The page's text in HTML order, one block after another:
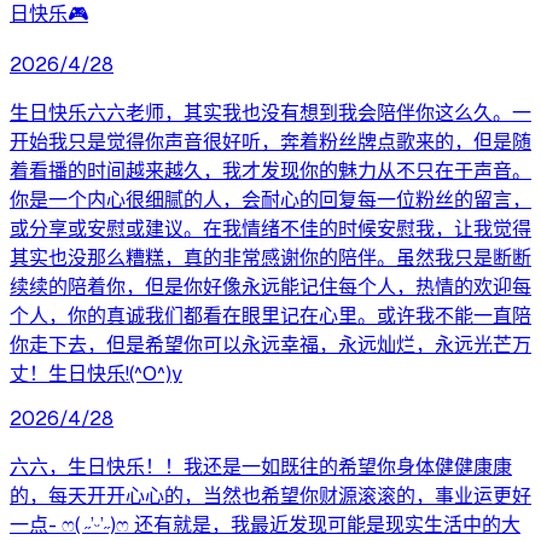
日快乐🎮
2026/4/28
生日快乐六六老师，其实我也没有想到我会陪伴你这么久。一
开始我只是觉得你声音很好听，奔着粉丝牌点歌来的，但是随
着看播的时间越来越久，我才发现你的魅力从不只在于声音。
你是一个内心很细腻的人，会耐心的回复每一位粉丝的留言，
或分享或安慰或建议。在我情绪不佳的时候安慰我，让我觉得
其实也没那么糟糕，真的非常感谢你的陪伴。虽然我只是断断
续续的陪着你，但是你好像永远能记住每个人，热情的欢迎每
个人，你的真诚我们都看在眼里记在心里。或许我不能一直陪
你走下去，但是希望你可以永远幸福，永远灿烂，永远光芒万
丈！生日快乐!(^O^)y
2026/4/28
六六，生日快乐！！我还是一如既往的希望你身体健健康康
的，每天开开心心的，当然也希望你财源滚滚的，事业运更好
一点- ෆ( ˶’ᵕ’˶)ෆ 还有就是，我最近发现可能是现实生活中的大